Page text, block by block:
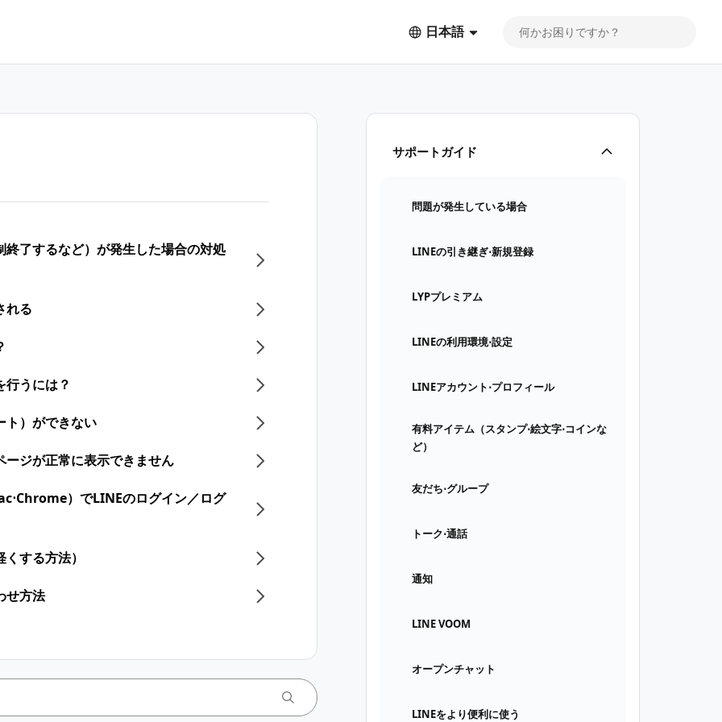
日本語
サポートガイド
問題が発生している場合
LINEの引き継ぎ⋅新規登録
LYPプレミアム
LINEの利用環境⋅設定
LINEアカウント⋅プロフィール
有料アイテム（スタンプ⋅絵文字⋅コインな
ど）
友だち⋅グループ
トーク⋅通話
通知
LINE VOOM
オープンチャット
LINEをより便利に使う
了するなど）が発生した場合の対処
れる
うには？
ト）ができない
ジが正常に表示できません
）でLINEのログイン／ログ
する方法）
せ方法